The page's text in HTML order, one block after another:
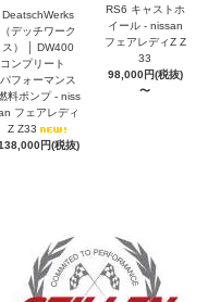
DeatschWerks
（デッチワーク
ス） │ DW400
コンプリート
パフォーマンス
料ポンプ - niss
フェアレディ
Z Z33
円(税抜)
RS6 キャストホ
イール - nissan
フェアレディZ Z
33
98,000円(税抜)
〜